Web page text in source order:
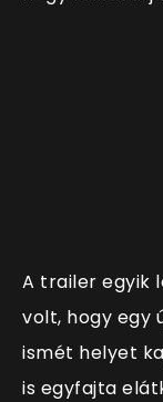
A trailer egyik
volt, hogy egy
ismét helyet
is egyfajta